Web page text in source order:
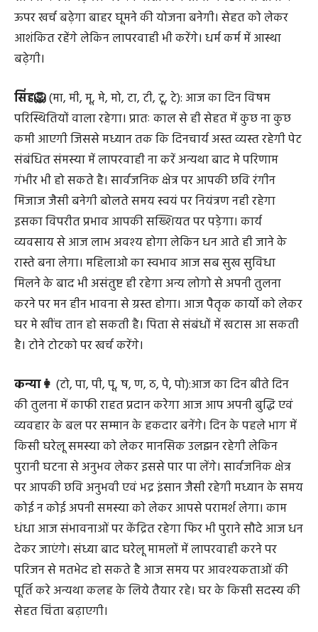
ऊपर खर्च बढ़ेगा बाहर घूमने की योजना बनेगी। सेहत को लेकर
आशंकित रहेंगे लेकिन लापरवाही भी करेंगे। धर्म कर्म में आस्था
बढ़ेगी।
सिंह🦁(मा, मी, मू, मे, मो, टा, टी, टू, टे): आज का दिन विषम
परिस्थितियों वाला रहेगा। प्रातः काल से ही सेहत में कुछ ना कुछ
कमी आएगी जिससे मध्यान तक कि दिनचार्य अस्त व्यस्त रहेगी पेट
संबंधित संमस्या में लापरवाही ना करें अन्यथा बाद मे परिणाम
गंभीर भी हो सकते है। सार्वजनिक क्षेत्र पर आपकी छवि रंगीन
मिजाज जैसी बनेगी बोलते समय स्वयं पर नियंत्रण नही रहेगा
इसका विपरीत प्रभाव आपकी सख्शियत पर पड़ेगा। कार्य
व्यवसाय से आज लाभ अवश्य होगा लेकिन धन आते ही जाने के
रास्ते बना लेगा। महिलाओ का स्वभाव आज सब सुख सुविधा
मिलने के बाद भी असंतुष्ट ही रहेगा अन्य लोगो से अपनी तुलना
करने पर मन हीन भावना से ग्रस्त होगा। आज पैतृक कार्यो को लेकर
घर मे खींच तान हो सकती है। पिता से संबंधों में खटास आ सकती
है। टोने टोटको पर खर्च करेंगे।
कन्या👩 (टो, पा, पी, पू, ष, ण, ठ, पे, पो):आज का दिन बीते दिन
की तुलना में काफी राहत प्रदान करेगा आज आप अपनी बुद्धि एवं
व्यवहार के बल पर सम्मान के हकदार बनेंगे। दिन के पहले भाग में
किसी घरेलू समस्या को लेकर मानसिक उलझन रहेगी लेकिन
पुरानी घटना से अनुभव लेकर इससे पार पा लेंगे। सार्वजनिक क्षेत्र
पर आपकी छवि अनुभवी एवं भद्र इंसान जैसी रहेगी मध्यान के समय
कोई न कोई अपनी समस्या को लेकर आपसे परामर्श लेगा। काम
धंधा आज संभावनाओं पर केंद्रित रहेगा फिर भी पुराने सौदे आज धन
देकर जाएंगे। संध्या बाद घरेलू मामलों में लापरवाही करने पर
परिजन से मतभेद हो सकते है आज समय पर आवश्यकताओं की
पूर्ति करे अन्यथा कलह के लिये तैयार रहे। घर के किसी सदस्य की
सेहत चिंता बढ़ाएगी।